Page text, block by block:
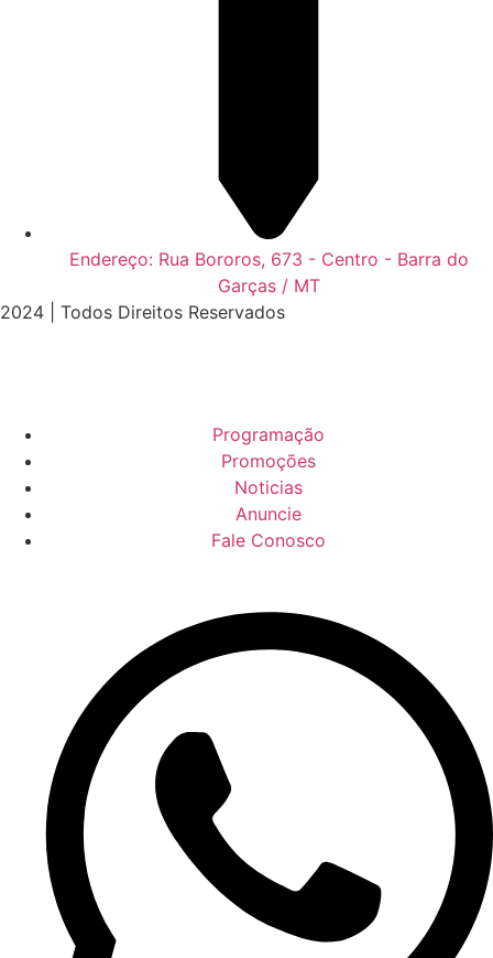
Endereço: Rua Bororos, 673 - Centro - Barra do
Garças / MT
2024 | Todos Direitos Reservados
Programação
Promoções
Noticias
Anuncie
Fale Conosco